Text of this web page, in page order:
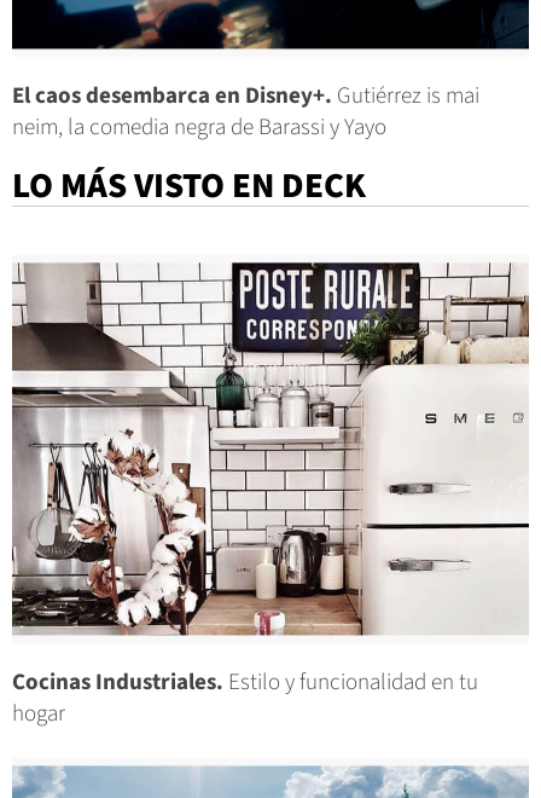
El caos desembarca en Disney+. Gutiérrez is mai
neim, la comedia negra de Barassi y Yayo
LO MÁS VISTO EN DECK
Cocinas Industriales. Estilo y funcionalidad en tu
hogar